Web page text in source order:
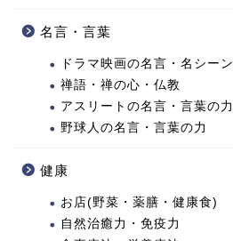
名言・言葉
ドラマ映画の名言・名シーン
禅語・禅の心・仏教
アスリートの名言・言葉の力
野球人の名言・言葉の力
健康
お店(野菜・薬膳・健康食)
自然治癒力・免疫力